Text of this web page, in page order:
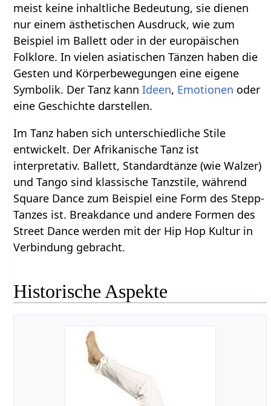
meist keine inhaltliche Bedeutung, sie dienen
nur einem ästhetischen Ausdruck, wie zum
Beispiel im Ballett oder in der europäischen
Folklore. In vielen asiatischen Tänzen haben die
Gesten und Körperbewegungen eine eigene
Symbolik. Der Tanz kannIdeen, Emotionen oder
eine Geschichte darstellen.
Im Tanz haben sich unterschiedliche Stile
entwickelt. Der Afrikanische Tanz ist
interpretativ. Ballett, Standardtänze (wie Walzer)
und Tango sind klassische Tanzstile, während
Square Dance zum Beispiel eine Form des Stepp-
Tanzes ist. Breakdance und andere Formen des
Street Dance werden mit der Hip Hop Kultur in
Verbindung gebracht.
Historische Aspekte